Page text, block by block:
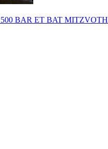
BAR ET BAT MITZVOTH